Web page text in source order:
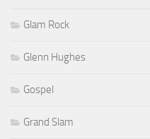
Glam Rock
Glenn Hughes
Gospel
Grand Slam